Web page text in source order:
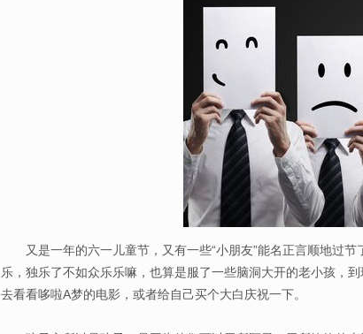
又是一年的六一儿童节，又有一些“小朋友”能名正言顺地过节
乐，独乐了不如众乐乐嘛，也算是服了一些脑洞大开的老小孩，
去看看哆啦A梦的电影，或者给自己买个大白庆祝一下。